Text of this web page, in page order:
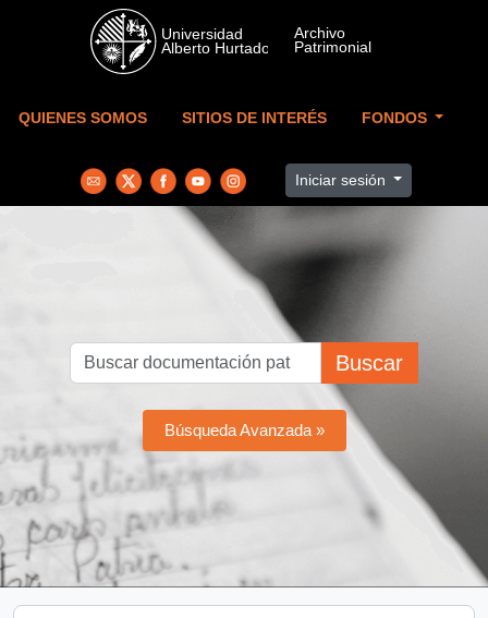
Skip to main content
QUIENES SOMOS SITIOS DE INTERÉS FONDOS
Iniciar sesión
Buscar
Búsqueda Avanzada »